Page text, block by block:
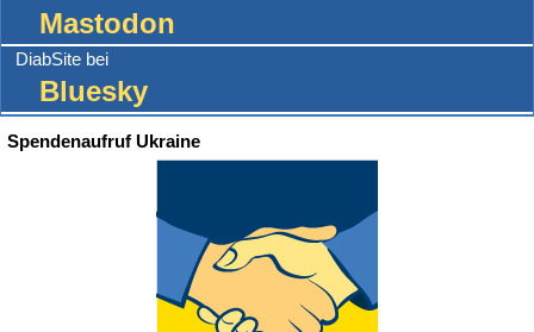
Mastodon
DiabSite bei
Bluesky
Spendenaufruf Ukraine